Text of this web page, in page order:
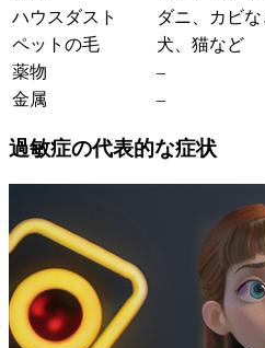
ハウスダスト
ダニ、カビ
ペットの毛
犬、猫など
薬物
–
金属
–
過敏症の代表的な症状